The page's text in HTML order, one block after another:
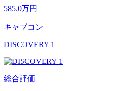
585.0万円
キャブコン
DISCOVERY 1
総合評価